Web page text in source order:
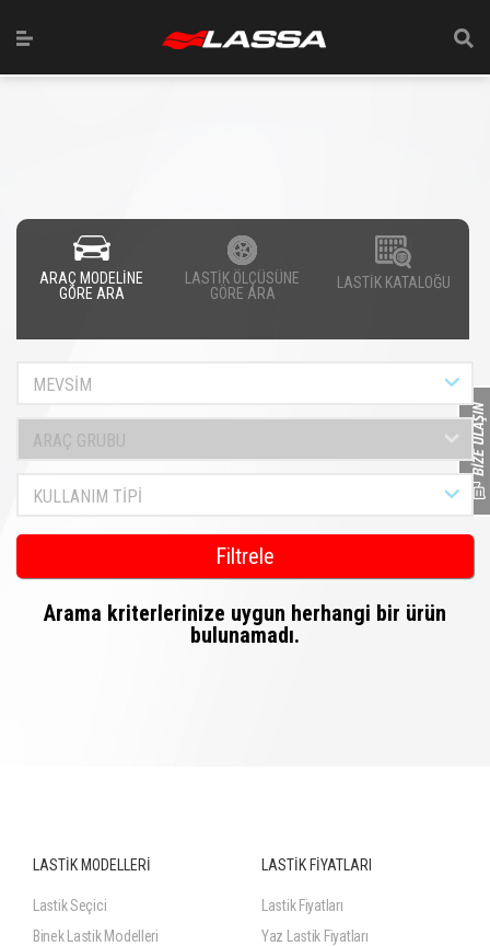
ARAÇ MODELİNE
GÖRE ARA
LASTİK ÖLÇÜSÜNE
GÖRE ARA
LASTİK KATALOĞU
MEVSİM
ARAÇ GRUBU
KULLANIM TİPİ
Filtrele
Arama kriterlerinize uygun herhangi bir ürün
bulunamadı.
LASTİK MODELLERİ
Lastik Seçici
Binek Lastik Modelleri
LASTİK FİYATLARI
Lastik Fiyatları
Yaz Lastik Fiyatları